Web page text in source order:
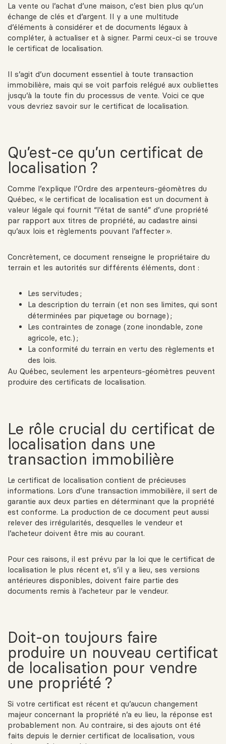
La vente ou l’achat d’une maison, c’est bien plus qu’un
échange de clés et d’argent. Il y a une multitude
d’éléments à considérer et de documents légaux à
compléter, à actualiser et à signer. Parmi ceux-ci se trouve
le certificat de localisation.
Il s’agit d’un document essentiel à toute transaction
immobilière, mais qui se voit parfois relégué aux oubliettes
jusqu’à la toute fin du processus de vente. Voici ce que
vous devriez savoir sur le certificat de localisation.
Qu’est-ce qu’un certificat de
localisation ?
Comme l’explique l’Ordre des arpenteurs-géomètres du
Québec, « le certificat de localisation est un document à
valeur légale qui fournit “l’état de santé” d’une propriété
par rapport aux titres de propriété, au cadastre ainsi
qu’aux lois et règlements pouvant l’affecter ».
Concrètement, ce document renseigne le propriétaire du
terrain et les autorités sur différents éléments, dont :
Les servitudes ;
La description du terrain (et non ses limites, qui sont
déterminées par piquetage ou bornage) ;
Les contraintes de zonage (zone inondable, zone
agricole, etc.) ;
La conformité du terrain en vertu des règlements et
des lois.
Au Québec, seulement les arpenteurs-géomètres peuvent
produire des certificats de localisation.
Le rôle crucial du certificat de
localisation dans une
transaction immobilière
Le certificat de localisation contient de précieuses
informations. Lors d’une transaction immobilière, il sert de
garantie aux deux parties en déterminant que la propriété
est conforme. La production de ce document peut aussi
relever des irrégularités, desquelles le vendeur et
l’acheteur doivent être mis au courant.
Pour ces raisons, il est prévu par la loi que le certificat de
localisation le plus récent et, s’il y a lieu, ses versions
antérieures disponibles, doivent faire partie des
documents remis à l’acheteur par le vendeur.
Doit-on toujours faire
produire un nouveau certificat
de localisation pour vendre
une propriété ?
Si votre certificat est récent et qu’aucun changement
majeur concernant la propriété n’a eu lieu, la réponse est
probablement non. Au contraire, si des ajouts ont été
faits depuis le dernier certificat de localisation, vous